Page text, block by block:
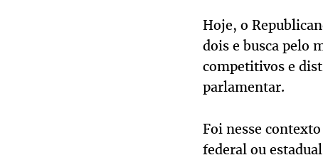
Hoje, o
dois e busca pelo
competitivos e
parlamentar.
Foi nesse
federal ou